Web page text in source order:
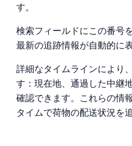
す。
検索フィールドにこの番号
最新の追跡情報が自動的に
詳細なタイムラインにより
す：現在地、通過した中継
確認できます。これらの情
タイムで荷物の配送状況を